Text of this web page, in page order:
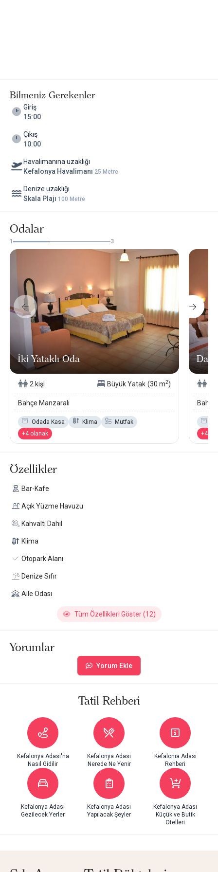
Bilmeniz Gerekenler
Giriş
15:00
Çıkış
10:00
Havalimanına uzaklığı
Kefalonya Havalimanı 25 Metre
Denize uzaklığı
Skala Plajı 100 Metre
Odalar
1 3
İki Yataklı Oda
2 kişi Büyük Yatak (30 m2)
Bahçe Manzaralı
Odada Kasa Klima
Mutfak
+4 olanak
+4
Özellikler
Bar-Kafe
Açık Yüzme Havuzu
Kahvaltı Dahil
Klima
Otopark Alanı
Denize Sıfır
Aile Odası
Tüm Özellikleri Göster (12)
Yorumlar
Yorum Ekle
Tatil Rehberi
Kefalonya Adası'na
Nasıl Gidilir
Kefalonya Adası
Nerede Ne Yenir
Kefalonia Adası
Rehberi
Kefalonya Adası
Gezilecek Yerler
Kefalonya Adası
Yapılacak Şeyler
Kefalonya Adası
Küçük ve Butik
Otelleri